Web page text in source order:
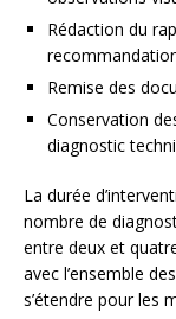
Rédaction du
Remise des
Conservation
diagnostic
La durée
nombre de
entre deux et
avec l’ensemble
s’étendre pour les